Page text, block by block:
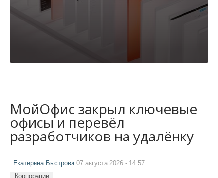
МойОфис закрыл ключевые
офисы и перевёл
разработчиков на удалёнку
Екатерина Быстрова07 августа 2026 - 14:57
Корпорации